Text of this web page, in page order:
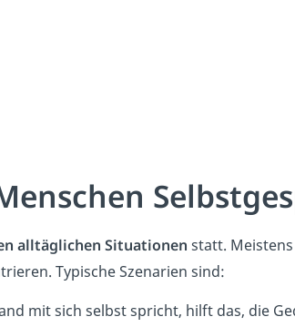
alltäglichen Situationen statt.
Typische Szenarien sind:
mit sich selbst spricht, hilft das, die